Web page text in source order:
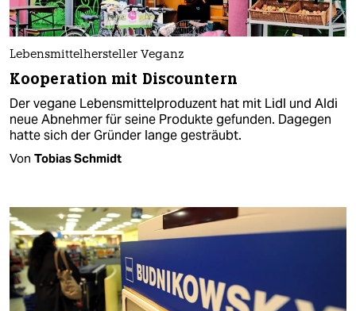
Lebensmittelhersteller Veganz
Kooperation mit Discountern
Der vegane Lebensmittelproduzent hat mit Lidl und Aldi
neue Abnehmer für seine Produkte gefunden. Dagegen
hatte sich der Gründer lange gesträubt.
Von Tobias Schmidt